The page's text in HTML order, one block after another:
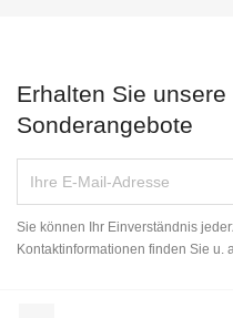
Erhalten Sie
Sonderangebote
Sie können Ihr Einverständnis
Kontaktinformationen finden Sie u.